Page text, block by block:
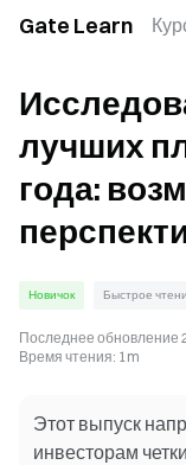
Gate Learn
лучших
года:
Новичок Быстрое
Последнее обновление
Время чтения: 1m
Этот выпуск
инвесторам